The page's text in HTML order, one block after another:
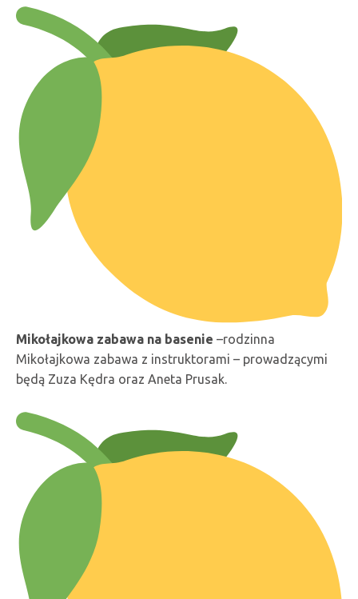
Mikołajkowa zabawa na basenie –rodzinna
Mikołajkowa zabawa z instruktorami – prowadzącymi
będą Zuza Kędra oraz Aneta Prusak.